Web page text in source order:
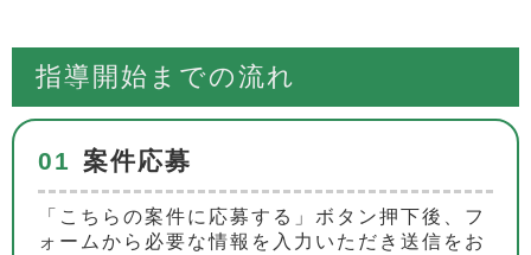
指導開始までの流れ
01 案件応募
「こちらの案件に応募する」ボタン押下後、フ
ォームから必要な情報を入力いただき送信をお